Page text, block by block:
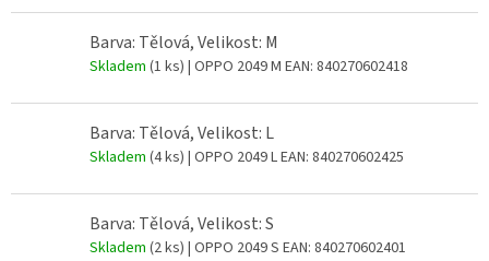
Barva: Tělová, Velikost: M
Skladem (1 ks) | OPPO 2049 M EAN: 840270602418
Barva: Tělová, Velikost: L
Skladem (4 ks) | OPPO 2049 LEAN: 840270602425
Barva: Tělová, Velikost: S
Skladem (2 ks) | OPPO 2049 S EAN: 840270602401